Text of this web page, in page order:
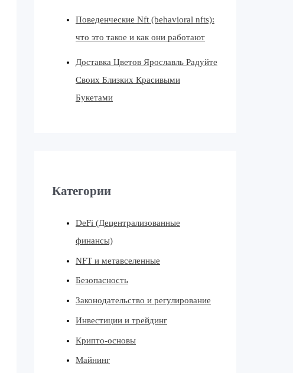
Поведенческие Nft (behavioral nfts):
что это такое и как они работают
Доставка Цветов Ярославль Радуйте
Своих Близких Красивыми
Букетами
Категории
DeFi (Децентрализованные
финансы)
NFT и метавселенные
Безопасность
Законодательство и регулирование
Инвестиции и трейдинг
Крипто-основы
Майнинг